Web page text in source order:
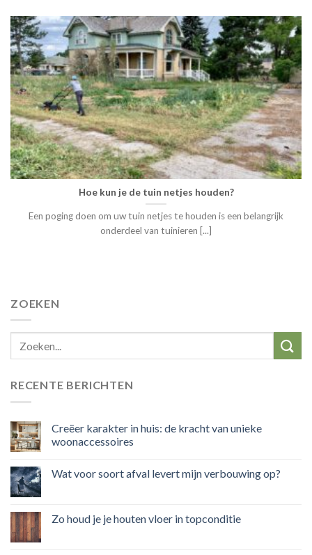
ZOEKEN
RECENTE BERICHTEN
Creëer karakter in huis: de kracht van unieke
woonaccessoires
Wat voor soort afval levert mijn verbouwing op?
Zo houd je je houten vloer in topconditie
Hoe kun je de tuin netjes houden?
Een poging doen om uw tuin netjes te houden is een belangrijk
onderdeel van tuinieren [...]